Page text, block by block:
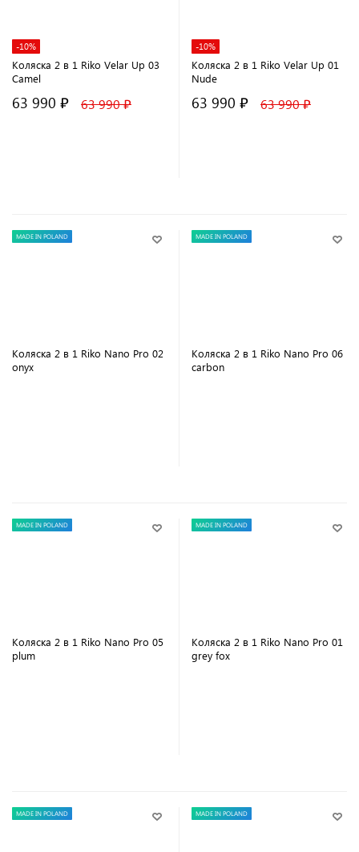
-10%
Коляска 2 в 1 Riko Velar Up 03
Camel
63 990 ₽ 63 990 ₽
-10%
Коляска 2 в 1 Riko Velar Up 01
Nude
63 990 ₽ 63 990 ₽
MADE IN POLAND
Коляска 2 в 1 Riko Nano Pro 02
onyx
MADE IN POLAND
Коляска 2 в 1 Riko Nano Pro 06
carbon
MADE IN POLAND
Коляска 2 в 1 Riko Nano Pro 05
plum
MADE IN POLAND
Коляска 2 в 1 Riko Nano Pro 01
grey fox
MADE IN POLAND MADE IN POLAND